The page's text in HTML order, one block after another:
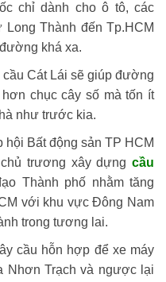
chỉ dành cho ô tô, các
Thành đến Tp.HCM
khá xa.
Cát Lái sẽ giúp đường
chục cây số mà tốn ít
như trước kia.
hội Bất động sản TP HCM
trương xây dựng cầu
Thành phố nhằm tăng
với khu vực Đông Nam
trong tương lai.
cầu hỗn hợp để xe máy
Nhơn Trạch và ngược lại